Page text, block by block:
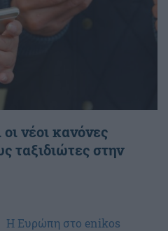
νέοι κανόνες
ταξιδιώτες στην
Η Ευρώπη στο enikos